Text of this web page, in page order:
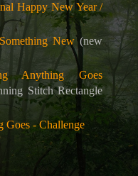
Happy New Year /
New(new
Anything Goes
Stitch Rectangle
Goes - Challenge